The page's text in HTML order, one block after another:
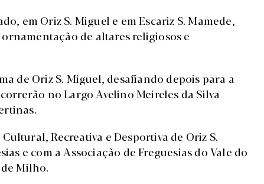
em Oriz S. Miguel e em Escariz S. Mamede,
de altares religiosos e
de Oriz S. Miguel, desafiando depois para a
no Largo Avelino Meireles da Silva
Recreativa e Desportiva de Oriz S.
e com a Associação de Freguesias do Vale do
Milho.